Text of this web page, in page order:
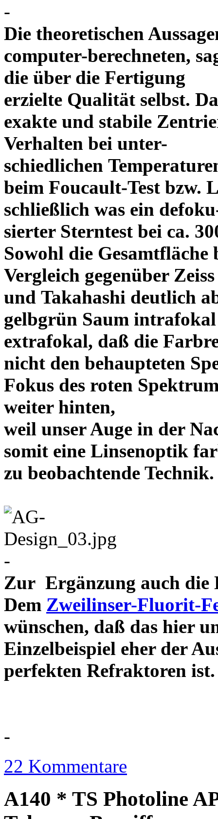
-
Die theoretischen
computer-berechneten,
die über die Fertigung
erzielte Qualität selbst.
exakte und stabile
Verhalten bei unter-
schiedlichen
beim Foucault-Test bzw.
schließlich was ein
sierter Sterntest bei ca.
Sowohl die
Vergleich gegenüber Zeiss
und Takahashi deutlich
gelbgrün Saum
extrafokal, daß die
nicht den behaupteten
Fokus des roten
weiter hinten,
weil unser Auge in der
somit eine Linsenoptik
zu beobachtende
-
Zur Ergänzung auch die
Dem Zweilinser-Fluorit-
wünschen, daß das hier
Einzelbeispiel eher der
perfekten
-
22 Kommentare
A140 * TS Photoline